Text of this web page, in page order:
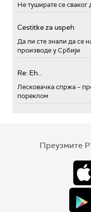
Не туширате се сваког
Cestitke za uspeh
Да ли сте знали да се
производе у Србији
Re: Eh...
Лесковачка спржа –
пореклом
Преузмите